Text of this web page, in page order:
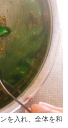
を入れ、全体を和